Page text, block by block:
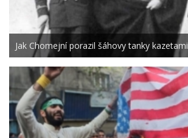
Jak Chomejní porazil šáhovy tanky kazetami